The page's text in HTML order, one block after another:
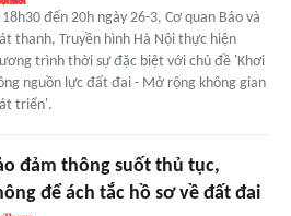
18h30 đến 20h ngày 26-3, Cơ quan Báo và
thanh, Truyền hình Hà Nội thực hiện
trình thời sự đặc biệt với chủ đề 'Khơi
nguồn lực đất đai - Mở rộng không gian
triển'.
đảm thông suốt thủ tục,
để ách tắc hồ sơ về đất đai